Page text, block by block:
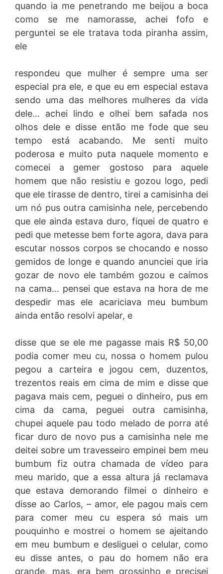
quando ia me penetrando me beijou a boca
como se me namorasse, achei fofo e
perguntei se ele tratava toda piranha assim,
ele
respondeu que mulher é sempre uma ser
especial pra ele, e que eu em especial estava
sendo uma das melhores mulheres da vida
dele… achei lindo e olhei bem safada nos
olhos dele e disse então me fode que seu
tempo está acabando. Me senti muito
poderosa e muito puta naquele momento e
comecei a gemer gostoso para aquele
homem que não resistiu e gozou logo, pedi
que ele tirasse de dentro, tirei a camisinha dei
um nó pus outra camisinha nele, percebendo
que ele ainda estava duro, fiquei de quatro e
pedi que metesse bem forte agora, dava para
escutar nossos corpos se chocando e nosso
gemidos de longe e quando anunciei que iria
gozar de novo ele também gozou e caímos
na cama… pensei que estava na hora de me
despedir mas ele acariciava meu bumbum
ainda então resolvi apelar, e
disse que se ele me pagasse mais R$ 50,00
podia comer meu cu, nossa o homem pulou
pegou a carteira e jogou cem, duzentos,
trezentos reais em cima de mim e disse que
pagava mais cem, peguei o dinheiro, pus em
cima da cama, peguei outra camisinha,
chupei aquele pau todo melado de porra até
ficar duro de novo pus a camisinha nele me
deitei sobre um travesseiro empinei bem meu
bumbum fiz outra chamada de vídeo para
meu marido, que a essa altura já reclamava
que estava demorando filmei o dinheiro e
disse ao Carlos, – amor, ele pagou mais cem
para comer meu cu espera só mais um
pouquinho e mostrei o homem se ajeitando
em meu bumbum e desliguei o celular, como
eu disse antes, o pau do homem não era
grande, mas, era bem grossinho e precisei